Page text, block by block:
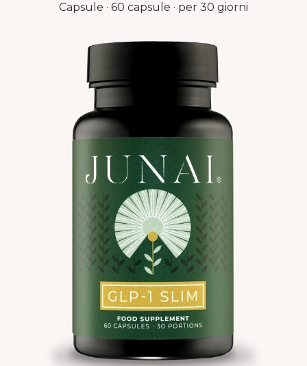
Capsule · 60 capsule · per 30 giorni